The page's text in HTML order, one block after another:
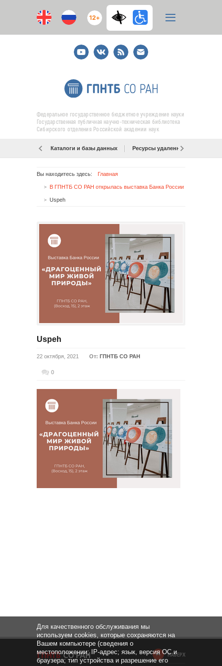
12+
YoutubeВКонтакте
RSS
E-
mail
подписка
Федеральное государственное бюджетное учреждение науки
Государственная публичная научно-техническая библиотека
Сибирского отделения Российской академии наук
Каталоги и базы данных Ресурсы удаленного доступа
Вы находитесь здесь: Главная
Uspeh
Uspeh
22 октября, 2021 От: ГПНТБ СО РАН
0
НАВЕРХ
Для качественного обслуживания мы
используем cookies, которые сохраняются на
Вашем компьютере (сведения о
местоположении; IP-адрес; язык, версия ОС и
браузера; тип устройства и разрешение его